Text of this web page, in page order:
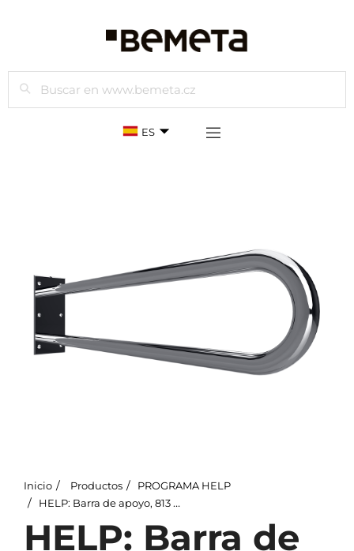
Buscar
ES
Inicio Productos
PROGRAMA HELP
HELP: Barra de apoyo, 813 mm, en forma de U, sin tapa, acero inoxidable, pulido
HELP: Barra de